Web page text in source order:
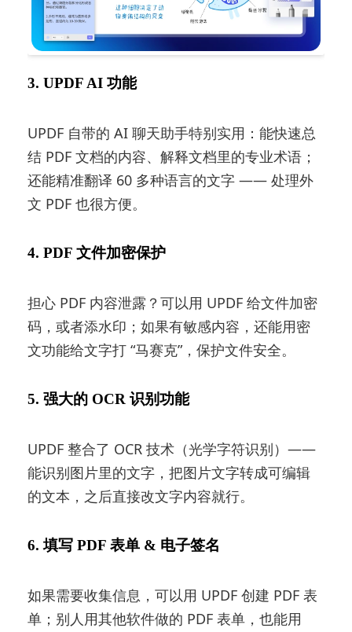
3. UPDF AI 功能
UPDF 自带的 AI 聊天助手特别实用：能快速总
结 PDF 文档的内容、解释文档里的专业术语；
还能精准翻译 60 多种语言的文字 —— 处理外
文 PDF 也很方便。
4. PDF 文件加密保护
担心 PDF 内容泄露？可以用 UPDF 给文件加密
码，或者添水印；如果有敏感内容，还能用密
文功能给文字打 “马赛克”，保护文件安全。
5. 强大的 OCR 识别功能
UPDF 整合了 OCR 技术（光学字符识别）——
能识别图片里的文字，把图片文字转成可编辑
的文本，之后直接改文字内容就行。
6. 填写 PDF 表单 & 电子签名
如果需要收集信息，可以用 UPDF 创建 PDF 表
单；别人用其他软件做的 PDF 表单，也能用